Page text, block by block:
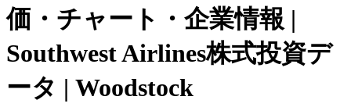
価・チャート・企業情報 |
Southwest Airlines株式投資デ
ータ | Woodstock